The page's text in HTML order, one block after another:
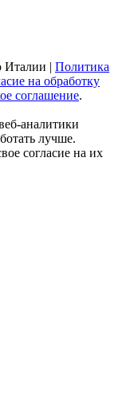
Италии | Политика
на обработку
cоглашение.
аналитики
лучше.
согласие на их